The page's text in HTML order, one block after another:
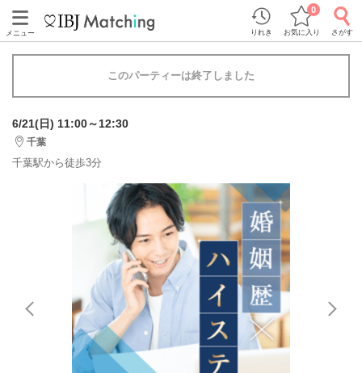
メニュー りれき お気に入り
0
さがす
このパーティーは終了しました
6/21(日) 11:00～12:30
千葉
千葉駅から徒歩3分